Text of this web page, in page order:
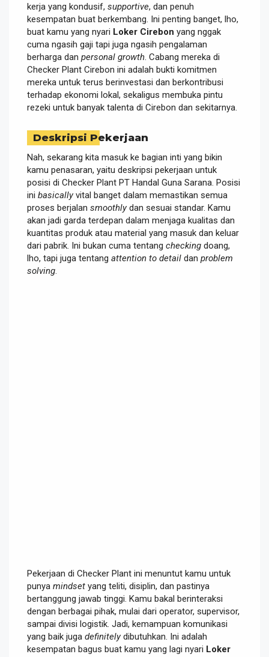
kerja yang kondusif, supportive, dan penuh
kesempatan buat berkembang. Ini penting banget, lho,
buat kamu yang nyari Loker Cirebon yang nggak
cuma ngasih gaji tapi juga ngasih pengalaman
berharga dan personal growth . Cabang mereka di
Checker Plant Cirebon ini adalah bukti komitmen
mereka untuk terus berinvestasi dan berkontribusi
terhadap ekonomi lokal, sekaligus membuka pintu
rezeki untuk banyak talenta di Cirebon dan sekitarnya.
Deskripsi Pekerjaan
Nah, sekarang kita masuk ke bagian inti yang bikin
kamu penasaran, yaitu deskripsi pekerjaan untuk
posisi di Checker Plant PT Handal Guna Sarana. Posisi
ini basicallyvital banget dalam memastikan semua
proses berjalan smoothlydan sesuai standar. Kamu
akan jadi garda terdepan dalam menjaga kualitas dan
kuantitas produk atau material yang masuk dan keluar
dari pabrik. Ini bukan cuma tentang checking doang,
lho, tapi juga tentang attention to detail dan problem
solving
Pekerjaan di Checker Plant ini menuntut kamu untuk
punya mindset yang teliti, disiplin, dan pastinya
bertanggung jawab tinggi. Kamu bakal berinteraksi
dengan berbagai pihak, mulai dari operator, supervisor,
sampai divisi logistik. Jadi, kemampuan komunikasi
yang baik juga definitelydibutuhkan. Ini adalah
kesempatan bagus buat kamu yang lagi nyari Loker